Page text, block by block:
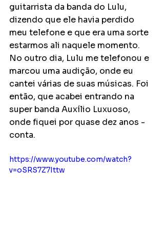
guitarrista da banda do Lulu,
dizendo que ele havia perdido
meu telefone e que era uma sorte
estarmos ali naquele momento.
No outro dia, Lulu me telefonou e
marcou uma audição, onde eu
cantei várias de suas músicas. Foi
então, que acabei entrando na
super banda Auxílio Luxuoso,
onde fiquei por quase dez anos -
conta.
https://www.youtube.com/watch?
v=oSRS7Z7Ittw